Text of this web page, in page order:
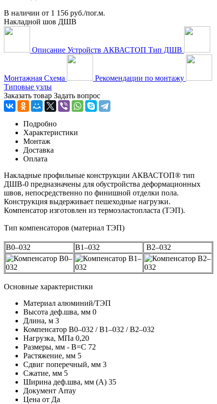
В наличии от 1 156 руб./пог.м.
Накладной шов ДШВ
Описание Устройств АКВАСТОП Тип ДШВ
Монтажная Схема
Рекомендации по монтажу
Типовые узлы
Заказать товар Задать вопрос
Подробно
Характеристики
Монтаж
Доставка
Оплата
Накладные профильные конструкции АКВАСТОП® тип
ДШВ-0 предназначены для обустройства деформационных
швов, непосредственно по финишной отделки пола.
Конструкция выдерживает пешеходные нагрузки.
Компенсатор изготовлен из термоэластопласта (ТЭП).
Тип компенсаторов (материал ТЭП)
В0–032 В1–032 В2–032
Основные характеристики
Материал алюминий/ТЭП
Высота деф.шва, мм 0
Длина, м 3
Компенсатор В0–032 / В1–032 / В2–032
Нагрузка, МПа 0,20
Размеры, мм - В=С 72
Растяжение, мм 5
Сдвиг поперечный, мм 3
Сжатие, мм 5
Ширина деф.шва, мм (А) 35
Документ Array
Цена от Да